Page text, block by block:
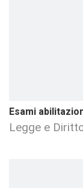
Esami
Legge e